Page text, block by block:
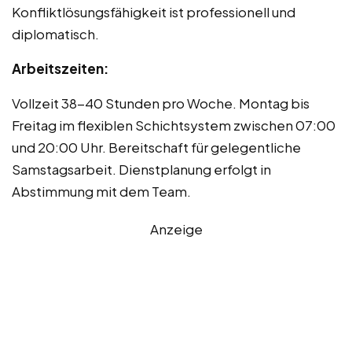
Konfliktlösungsfähigkeit ist professionell und
diplomatisch.
Arbeitszeiten:
Vollzeit 38-40 Stunden pro Woche. Montag bis
Freitag im flexiblen Schichtsystem zwischen 07:00
und 20:00 Uhr. Bereitschaft für gelegentliche
Samstagsarbeit. Dienstplanung erfolgt in
Abstimmung mit dem Team.
Anzeige